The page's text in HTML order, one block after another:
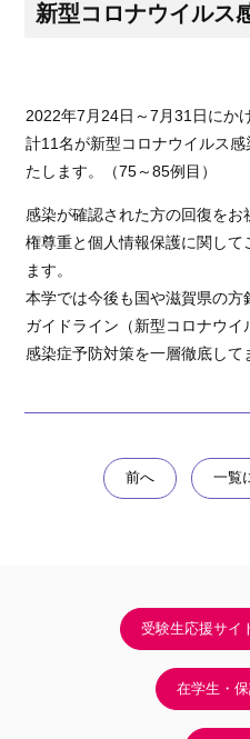
新型コロナウイルス
2022年7月24日～7月31日にか
計11名が新型コロナウイルス
たします。（75～85例目）
感染が確認された方の回復をお
権尊重と個人情報保護に関し
ます。
本学では今後も国や滋賀県の
ガイドライン（新型コロナウイ
感染症予防対策を一層徹底して
前へ 一覧
受験生応援サイ
在学生・